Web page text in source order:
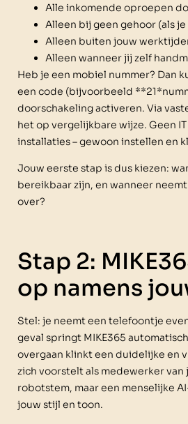
Alle inkomende oproepen
Alleen bij geen gehoor (als
Alleen buiten jouw
Alleen wanneer jij zelf
Heb je een mobiel nummer? Dan
een code (bijvoorbeeld
doorschakeling activeren. Via
het op vergelijkbare wijze. Geen
installaties – gewoon instellen en
Jouw eerste stap is dus kiezen:
bereikbaar zijn, en wanneer neemt
over?
Stap 2:
op namens
Stel: je neemt een telefoontje
geval springt MIKE365
overgaan klinkt een duidelijke en
zich voorstelt als medewerker van
robotstem, maar een menselijke
jouw stijl en toon.